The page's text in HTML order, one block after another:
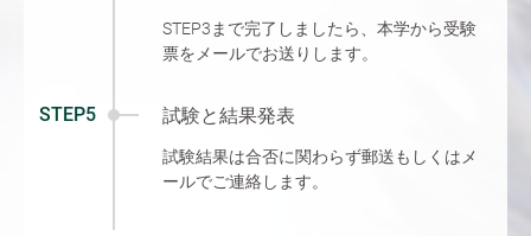
STEP3まで完了しましたら、本学から受験
票をメールでお送りします。
STEP5 試験と結果発表
試験結果は合否に関わらず郵送もしくはメ
ールでご連絡します。